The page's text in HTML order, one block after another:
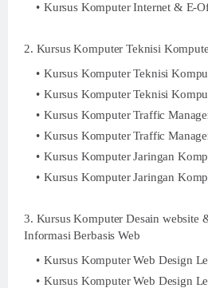
Kursus Komputer Internet & E-
2. Kursus Komputer Teknisi
Kursus Komputer Teknisi
Kursus Komputer Teknisi
Kursus Komputer Traffic
Kursus Komputer Traffic
Kursus Komputer Jaringan
Kursus Komputer Jaringan
3. Kursus Komputer Desain website
Informasi Berbasis Web
Kursus Komputer Web Design
Kursus Komputer Web Design